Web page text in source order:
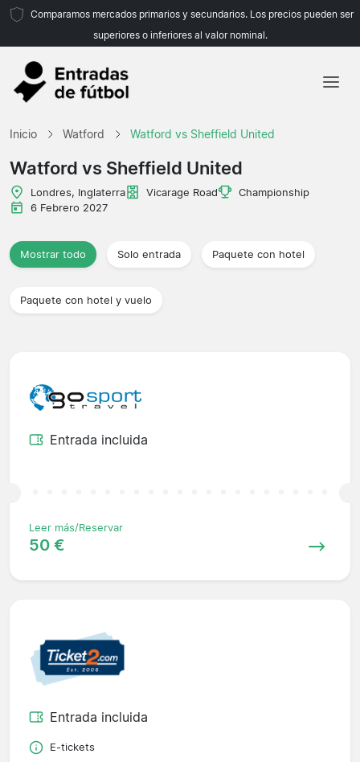
Comparamos mercados primarios y secundarios. Los precios pueden ser
superiores o inferiores al valor nominal.
Inicio Watford Watford vs Sheffield United
Watford vs Sheffield United
Londres, Inglaterra Vicarage Road
Championship
6 Febrero 2027
Mostrar todo Solo entrada Paquete con hotel
Paquete con hotel y vuelo
Entrada incluida
Leer más/Reservar
50 €
Entrada incluida
E-tickets